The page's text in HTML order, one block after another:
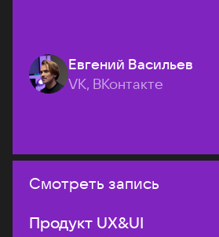
Евгений Васильев
VK, ВКонтакте
Смотреть запись
Продукт UX&UI